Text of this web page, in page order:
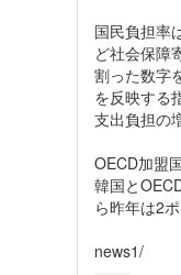
国民負担率
ど社会保障
割った数字
を反映する
支出負担の
OECD加盟
韓国と
ら昨年は2
news1/